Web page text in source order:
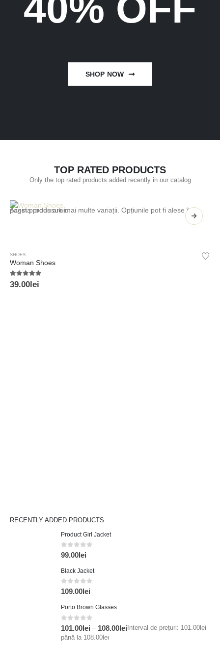
SHOP NOW
TOP RATED PRODUCTS
Only the top rated products added recently in our catalog
Acest produs are mai multe variații. Opțiunile pot fi alese în pagina produsului.
SHOES
Woman Shoes
5.00din 5
39.00lei
RECENTLY ADDED PRODUCTS
Product Girl Jacket
0din 5
99.00lei
Black Jacket
0din 5
109.00lei
Porto Brown Glasses
0 din 5
101.00lei – 108.00leiInterval de prețuri: 101.00lei
până la 108.00lei